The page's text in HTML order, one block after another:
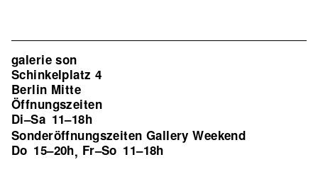
galerie son
Schinkelplatz 4
Berlin Mitte
Öffnungszeiten
Di–Sa 11–18h
Sonderöffnungszeiten Gallery Weekend
Do 15–20h, Fr–So 11–18h